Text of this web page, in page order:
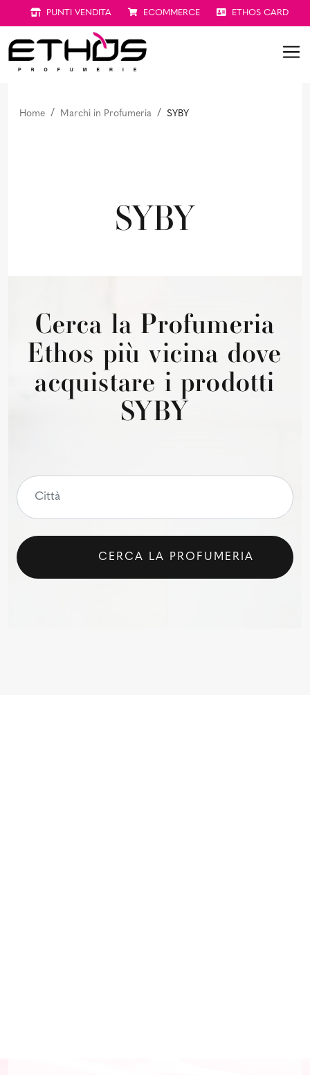
PUNTI VENDITA ECOMMERCE ETHOS CARD
Home Marchi in Profumeria SYBY
SYBY
Cerca la Profumeria
Ethos più vicina dove
acquistare i prodotti
SYBY
CERCA LA PROFUMERIA